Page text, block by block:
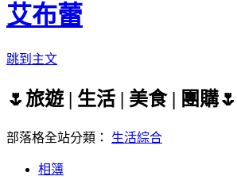
艾布蕾
跳到主文
🌷旅遊 | 生活 | 美食 | 團購
部落格全站分類： 生活綜合
相簿